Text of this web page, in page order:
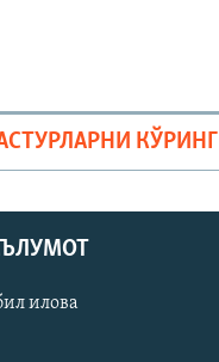
КЎРИНГ
илова